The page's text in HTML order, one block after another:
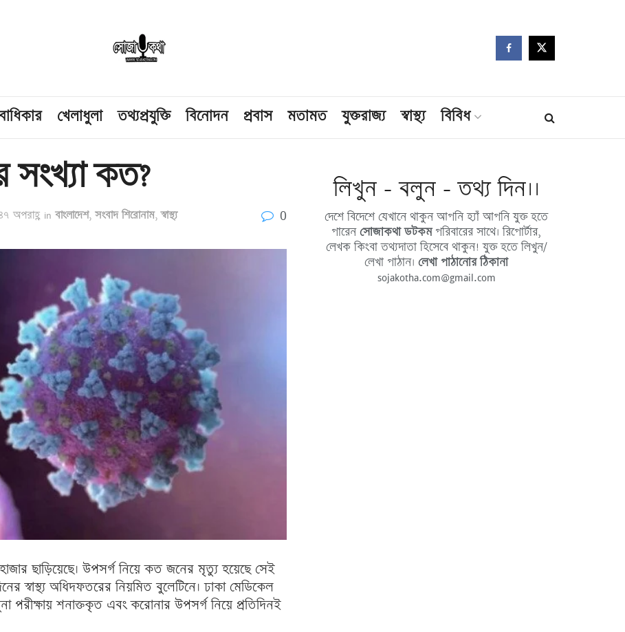
খেলাধুলা তথ্যপ্রযুক্তি বিনোদন প্রবাস মতামত যুক্তরাজ্য স্বাস্থ্য বিবিধ
সংখ্যা কত?
অপরাহ্ণ in বাংলাদেশ, সংবাদ শিরোনাম,স্বাস্থ্য 0
ছাড়িয়েছে। উপসর্গ নিয়ে কত জনের মৃত্যু হয়েছে সেই
স্বাস্থ্য অধিদফতরের নিয়মিত বুলেটিনে। ঢাকা মেডিকেল
পরীক্ষায় শনাক্তকৃত এবং করোনার উপসর্গ নিয়ে প্রতিদিনই
লিখুন - বলুন - তথ্য দিন।।
দেশে বিদেশে যেখানে থাকুন আপনি হ্যাঁ আপনি যুক্ত হতে
পারেনসোজাকথা ডটকমপরিবারের সাথে। রিপোর্টার,
লেখক কিংবা তথ্যদাতা হিসেবে থাকুন! যুক্ত হতে লিখুন/
লেখা পাঠান। লেখা পাঠানোর ঠিকানা
sojakotha.com@gmail.com